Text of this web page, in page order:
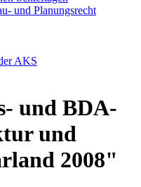
und Planungsrecht
AKS
und BDA-
und
2008"